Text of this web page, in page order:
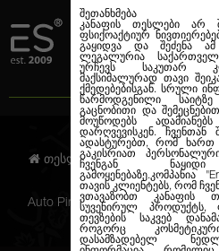
შეთანხმება
კანაფის თესლები არ
ფსიქოაქტიურ
გაყიდვა და შეძენა
ლეგალურია
ურჩევს საკუთარ
მაქსიმალურად თავი
ქმედებებისგან. სრული
წარმოდგენილი
გაცნობითი და
მოუწოდებს
დარღვევისკენ. ჩვენთან
ადასტურებთ, რომ
გაკისრიათ
ჩვენგან
გამოყენებაზე.კომპანია
თავის კლიენტებს, რომ
ვთავაზობთ კანაფის
სუვენირულ პროდუქტს,
თევზების საკვებ
როგორც
დასამზადებელ
თესლების კანაფი
Auto Pineapple Express Feminised